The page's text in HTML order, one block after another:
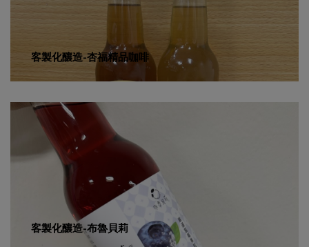
客製化釀造-杏福精品咖啡
客製化釀造-布魯貝莉